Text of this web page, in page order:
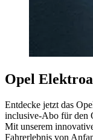
Opel
Entdecke jetzt das
inclusive-Abo für den
Mit unserem
Fahrerlebnis von